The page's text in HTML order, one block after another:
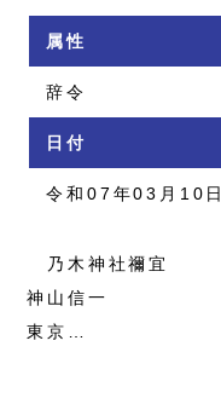
属性
辞令
日付
令和07年03月10日
乃木神社禰宜
神山信一
東京…